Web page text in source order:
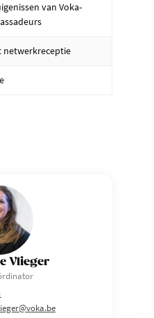
van Voka-
netwerkreceptie
Vlieger